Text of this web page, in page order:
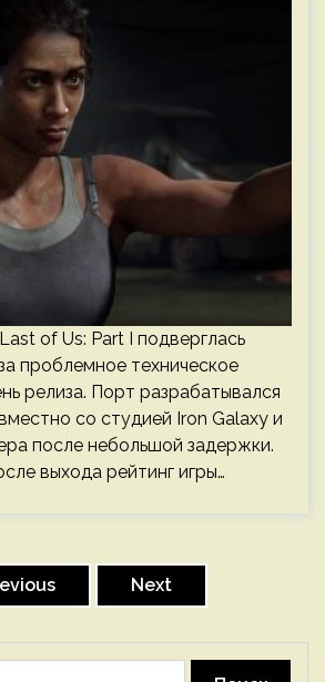
of Us: Part I подверглась
проблемное техническое
релиза. Порт разрабатывался
со студией Iron Galaxy и
после небольшой задержки.
выхода рейтинг игры…
Next